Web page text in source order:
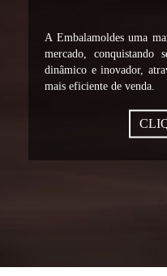
A Embalamoldes uma
mercado, conquistando
dinâmico e inovador,
mais eficiente de venda.